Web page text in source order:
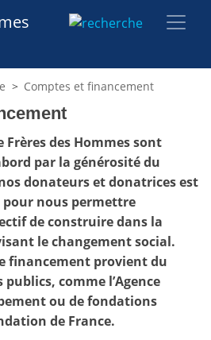
> Comptes et financement
Frères des Hommes sont
par la générosité du
donateurs et donatrices est
nous permettre
de construire dans la
le changement social.
financement provient du
comme l’Agence
ou de fondations
de France.